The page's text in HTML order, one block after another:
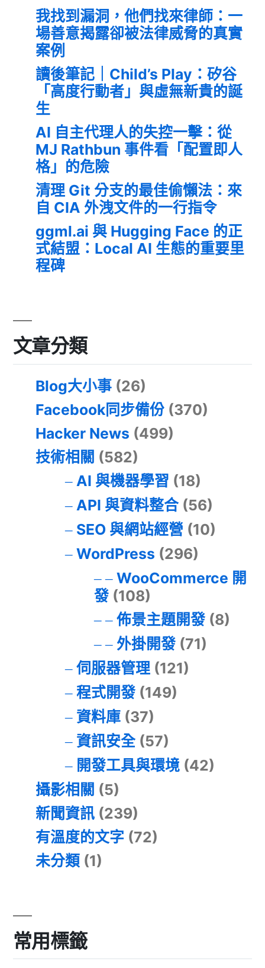
我找到漏洞，他們找來律師：一
場善意揭露卻被法律威脅的真實
案例
讀後筆記｜Child’s Play：矽谷
「高度行動者」與虛無新貴的誕
生
AI 自主代理人的失控一擊：從
MJ Rathbun 事件看「配置即人
格」的危險
清理 Git 分支的最佳偷懶法：來
自 CIA 外洩文件的一行指令
ggml.ai 與 Hugging Face 的正
式結盟：Local AI 生態的重要里
程碑
文章分類
Blog大小事 (26)
Facebook同步備份 (370)
Hacker News (499)
技術相關 (582)
AI 與機器學習 (18)
API 與資料整合(56)
SEO 與網站經營 (10)
WordPress (296)
WooCommerce 開
發(108)
佈景主題開發(8)
外掛開發(71)
伺服器管理(121)
程式開發(149)
資料庫(37)
資訊安全(57)
開發工具與環境(42)
攝影相關 (5)
新聞資訊 (239)
有溫度的文字 (72)
未分類 (1)
常用標籤